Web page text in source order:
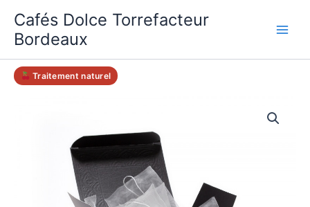
contenu
Cafés Dolce Torrefacteur
Bordeaux
Traitement naturel